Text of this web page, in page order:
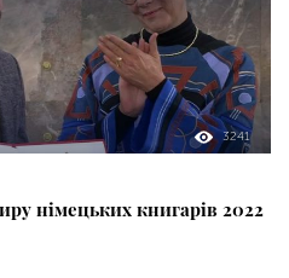
3241
німецьких книгарів 2022